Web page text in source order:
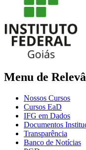
Menu de
Nossos Cursos
Cursos EaD
IFG em Dados
Documentos
Transparência
Banco de Notícias